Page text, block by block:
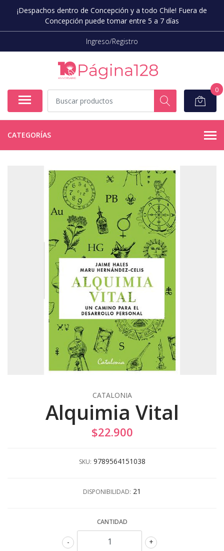
¡Despachos dentro de Concepción y a todo Chile! Fuera de
Concepción puede tomar entre 5 a 7 días
Ingreso/Registro
0
CATEGORÍAS
CATALONIA
Alquimia Vital
$22.900
SKU: 9789564151038
DISPONIBILIDAD: 21
CANTIDAD
+
-